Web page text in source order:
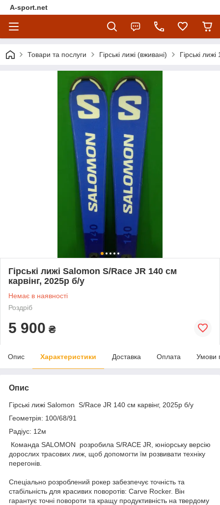
A-sport.net
Товари та послуги Гірські лижі (вживані) Гірські
Гірські лижі Salomon S/Race JR 140 см
карвінг, 2025p б/у
Немає в наявності
Роздріб
5 900 ₴
Опис Характеристики Доставка Оплата Умови
Опис
Гірські лижі Salomon S/Race JR 140 см карвінг, 2025p б/у
Геометрія: 100/68/91
Радіус: 12м
Команда SALOMON розробила S/RACE JR, юніорську версію
дорослих трасових лиж, щоб допомогти їм розвивати техніку
перегонів.
Спеціально розроблений рокер забезпечує точність та
стабільність для красивих поворотів: Carve Rocker. Він
гарантує точні повороти та кращу продуктивність на твердому